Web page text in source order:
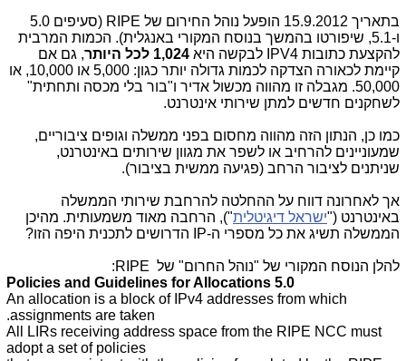
בתאריך 15.9.2012 הופעל נוהל החירום של
RIPE
(סעיפים 5.0
ו-5.1, שיפורטו בהמשך בנוסח המקורי באנגלית). הכמות המרבית
להקצעת כתובות IPV4 לבקשה היא 1,024 לכל היותר, גם אם
קיימת לכאורה הצדקה לכמות גדולה יותר כגון: 5,000 או 10,000, או
50,000. מגבלה זו מהווה מכשול אדיר ו"בור בלי מכסה ותחתית"
לשחקנים חדשים למתן שירותי אינטרנט.
כמו כן, הנתון הזה מהווה מחסום בפני ממשלה וגופים ציבוריים,
שמעוניינים להרחיב או לשפר את מגוון שירותים באינטרנט,
שניתנים לציבור הרחב (פגיעה ממשית בציבור).
אך לאחרונה דווח על ההחלטה להרחבת שירותי הממשלה
באינטרנט ("ישראל דיגיטלית"), הרחבה מאוד משמעותית. מהיכן
הממשלה תשיג את כל מספרי ה-IP הדרושים לתכנית היפה הזו?
להלן הנוסח המקורי של "נוהל החרום" של RIPE
:
5.0 Policies and Guidelines for Allocations
An allocation is a block of IPv4 addresses from which
assignments are taken.
All LIRs receiving address space from the RIPE NCC must
adopt a set of policies